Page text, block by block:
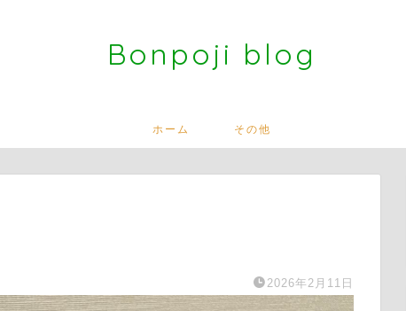
Bonpoji blog
ホーム その他
2026年2月11日